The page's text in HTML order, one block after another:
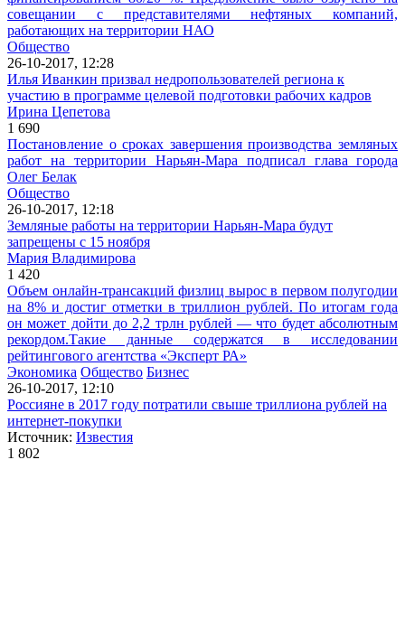
совещании с представителями нефтяных компаний,
работающих на территории НАО
Общество
26-10-2017, 12:28
Илья Иванкин призвал недропользователей региона к
участию в программе целевой подготовки рабочих кадров
Ирина Цепетова
1 690
Постановление о сроках завершения производства земляных
работ на территории Нарьян-Мара подписал глава города
Олег Белак
Общество
26-10-2017, 12:18
Земляные работы на территории Нарьян-Мара будут
запрещены с 15 ноября
Мария Владимирова
1 420
Объем онлайн-трансакций физлиц вырос в первом полугодии
на 8% и достиг отметки в триллион рублей. По итогам года
он может дойти до 2,2 трлн рублей — что будет абсолютным
рекордом.Такие данные содержатся в исследовании
рейтингового агентства «Эксперт РА»
Экономика Общество Бизнес
26-10-2017, 12:10
Россияне в 2017 году потратили свыше триллиона рублей на
интернет-покупки
Источник: Известия
1 802